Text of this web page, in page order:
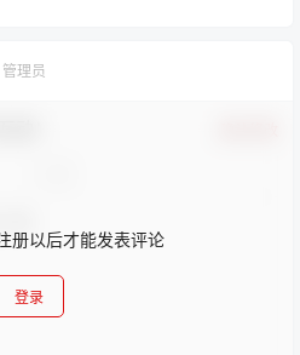
管理员
册以后才能发表评论
登录